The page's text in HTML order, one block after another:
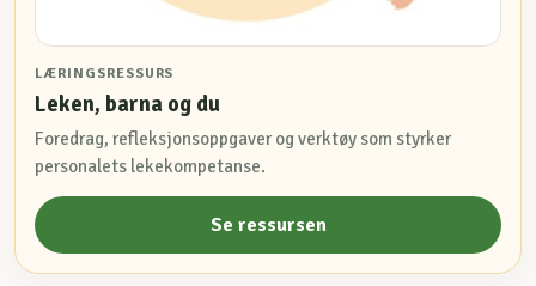
LÆRINGSRESSURS
Leken, barna og du
Foredrag, refleksjonsoppgaver og verktøy som styrker
personalets lekekompetanse.
Se ressursen